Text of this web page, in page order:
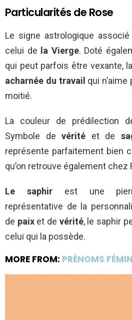
Particularités de Rose
Le signe astrologique
celui de la Vierge. Doté
qui peut parfois être vexante,
acharnée du travail qui
moitié.
La couleur de prédilection
Symbole devérité et de
représente parfaitement bien
qu’on retrouve également chez
Le saphirest une
représentative de la
de paixet de vérité, le saphir
celui qui la possède.
MORE FROM: PRÉNOMS